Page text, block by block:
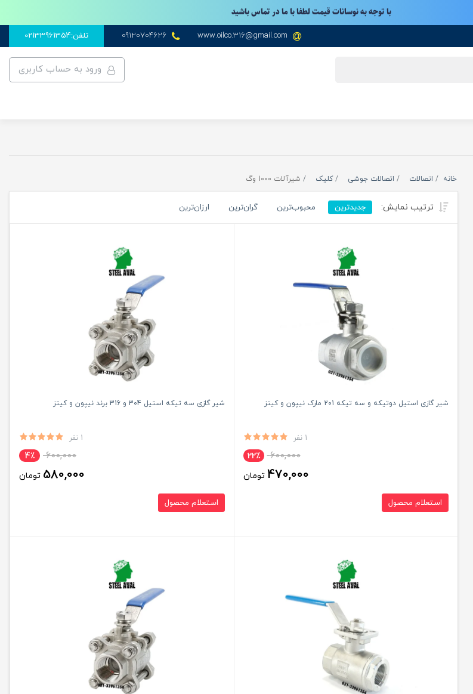
با توجه به نوسانات قیمت لطفا با ما در تماس باشید
www.oilco.316@gmail.com
09120704626 تلفن:02133961354
ورود به حساب کاربری
خانه اتصالات اتصالات جوشی کلیک شیرآلات 1000 وگ
ترتیب نمایش: جدیدترین محبوب‌ترین گران‌ترین ارزان‌ترین
شیر گازی استیل دوتیکه و سه تیکه 201 مارک نیپون و کیتز
1 نفر
600,000 22٪
470,000 تومان
استعلام محصول
شیر گازی سه تیکه استیل 304 و 316 برند نیپون و کیتز
1 نفر
600,000 4٪
580,000 تومان
استعلام محصول